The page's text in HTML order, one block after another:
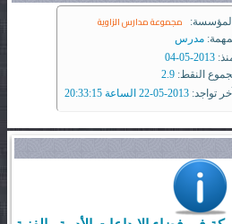
مجموعة مدارس الزاوية
مدرس
2013-05-04
النقط: 2.9
تواجد: 2013-05-22 الساعة 20:33:15